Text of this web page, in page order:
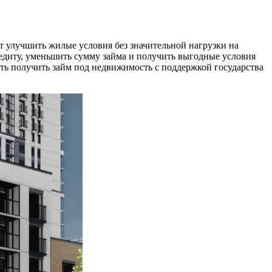
жилые условия без значительной нагрузки на
уменьшить сумму займа и получить выгодные условия
получить займ под недвижимость с поддержкой государства